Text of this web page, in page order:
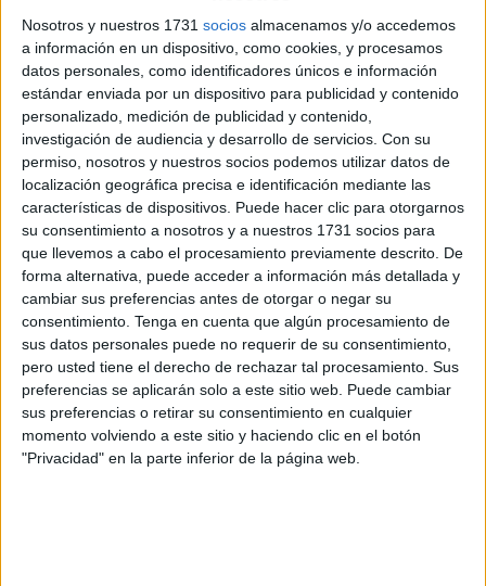
Nosotros y nuestros 1731 socios almacenamos y/o accedemos
a información en un dispositivo, como cookies, y procesamos
datos personales, como identificadores únicos e información
estándar enviada por un dispositivo para publicidad y contenido
personalizado, medición de publicidad y contenido,
investigación de audiencia y desarrollo de servicios. Con su
permiso, nosotros y nuestros socios podemos utilizar datos de
localización geográfica precisa e identificación mediante las
características de dispositivos. Puede hacer clic para otorgarnos
su consentimiento a nosotros y a nuestros 1731 socios para
que llevemos a cabo el procesamiento previamente descrito. De
forma alternativa, puede acceder a información más detallada y
cambiar sus preferencias antes de otorgar o negar su
consentimiento. Tenga en cuenta que algún procesamiento de
sus datos personales puede no requerir de su consentimiento,
pero usted tiene el derecho de rechazar tal procesamiento. Sus
preferencias se aplicarán solo a este sitio web. Puede cambiar
sus preferencias o retirar su consentimiento en cualquier
momento volviendo a este sitio y haciendo clic en el botón
"Privacidad" en la parte inferior de la página web.
del Medio Oriente, con final en Karachi; el tercero estaría
organizado por el cruce del Imperio de la India y del Asia
Sudoriental, con terminación en la ciudad de Raigón; y
cuarto considerado el vuelo mas largo sobrevolando las
costas orientales de Indochina y China, cruzando el Mar
de la China para finalizar el viaje en la isla de Luzón.
La expedición estaba formada por tres aviones modelo
Breguet XIX, avión biplano de bombardeo y
reconocimiento de fabricación francesa. Aunque
originalmente era un avión militar, se adaptó para vuelos
de gran distancia. Su estructura metálica estaba fabricada
de duraluminio, a diferencia de la mayoría de los aviones
de la época que aún eran de madera. La cabina era
abierta, lo que significa que los pilotos y mecánicos
estaban expuestos al viento, la lluvia y el frío durante las
horas de vuelo.